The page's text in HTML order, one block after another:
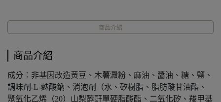
商品介紹
商品介紹
成分：非基因改造黃豆、木薯澱粉、麻油、醬油、糖、鹽、
調味劑-L-麩酸鈉、消泡劑（水、矽樹脂、脂肪酸甘油酯、
聚氧化乙烯（20）山梨醇酐單硬脂酸酯、二氧化矽、羧甲基